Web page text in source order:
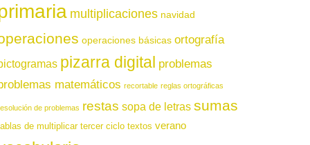
multiplicaciones navidad
operaciones básicas ortografía
pizarra digital problemas
matemáticos recortable reglas ortográficas
de problemas restas sopa de letras sumas
de multiplicar tercer ciclo textos verano